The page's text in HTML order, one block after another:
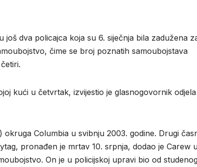
dva policajca koja su 6. siječnja bila zadužena
čime se broj poznatih samoubojstava
kući u četvrtak, izvijestio je glasnogovornik
Columbia u svibnju 2003. godine. Drugi
pronađen je mrtav 10. srpnja, dodao je Carew
On je u policijskoj upravi bio od